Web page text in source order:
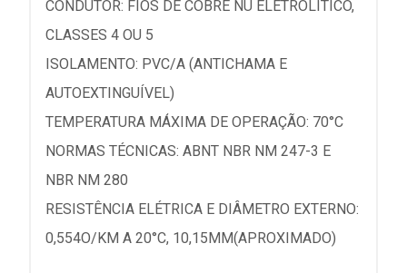
CONDUTOR: FIOS DE COBRE NU ELETROLÍTICO,
CLASSES 4 OU 5
ISOLAMENTO: PVC/A (ANTICHAMA E
AUTOEXTINGUÍVEL)
TEMPERATURA MÁXIMA DE OPERAÇÃO: 70°C
NORMAS TÉCNICAS: ABNT NBR NM 247-3 E
NBR NM 280
RESISTÊNCIA ELÉTRICA E DIÂMETRO EXTERNO:
0,554O/KM A 20°C, 10,15MM(APROXIMADO)